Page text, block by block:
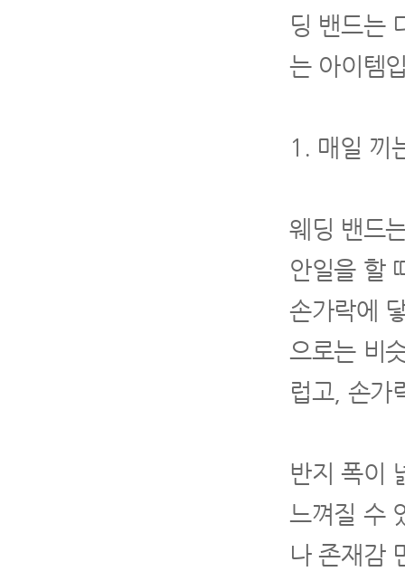
딩 밴드는
는 아이템
1. 매일 끼
웨딩 밴드
안일을 할
손가락에
으로는 비
럽고, 손가
반지 폭이
느껴질 수
나 존재감